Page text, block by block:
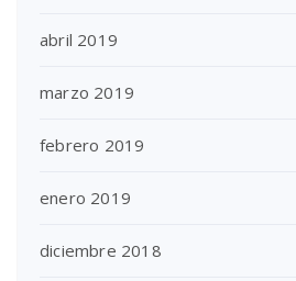
abril 2019
marzo 2019
febrero 2019
enero 2019
diciembre 2018